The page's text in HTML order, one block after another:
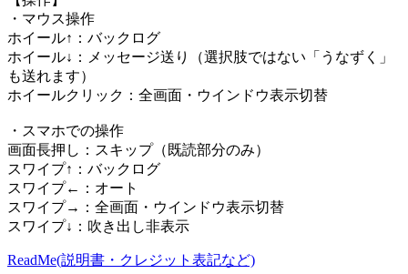
・マウス操作
ホイール↑：バックログ
ホイール↓：メッセージ送り（選択肢ではない「うなずく」
も送れます）
ホイールクリック：全画面・ウインドウ表示切替
・スマホでの操作
画面長押し：スキップ（既読部分のみ）
スワイプ↑：バックログ
スワイプ←：オート
スワイプ→：全画面・ウインドウ表示切替
スワイプ↓：吹き出し非表示
ReadMe(説明書・クレジット表記など)